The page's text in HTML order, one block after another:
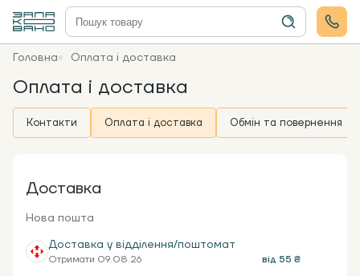
Головна Оплата і доставка
Оплата і доставка
Контакти Оплата і доставка Обмін та повернення
Доставка
Нова пошта
Доставка у відділення/поштомат
Отримати 09.08.26 від 55 ₴